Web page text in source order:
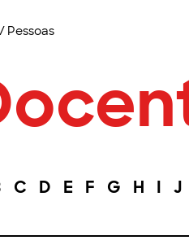
/ Pessoas
C D E F G H I J